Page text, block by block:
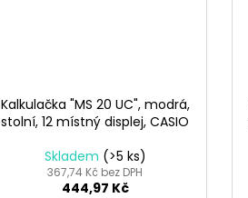
Kalkulačka "MS 20 UC", modrá,
stolní, 12 místný displej, CASIO
Skladem (>5 ks)
367,74 Kč bez DPH
444,97 Kč